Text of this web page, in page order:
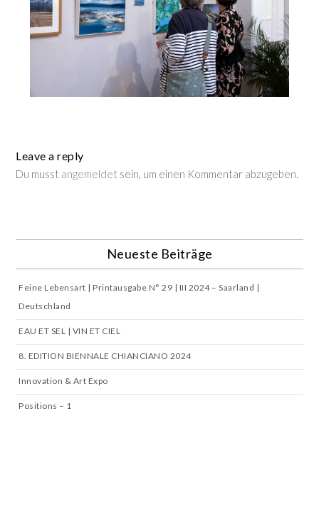
Leave a reply
Du musst angemeldet sein, um einen Kommentar abzugeben.
Neueste Beiträge
Feine Lebensart | Printausgabe N° 29 | III 2024 – Saarland |
Deutschland
EAU ET SEL | VIN ET CIEL
8. EDITION BIENNALE CHIANCIANO 2024
Innovation & Art Expo
Positions – 1